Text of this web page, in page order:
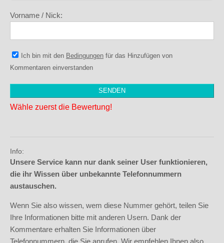
Vorname / Nick:
Ich bin mit den Bedingungen für das Hinzufügen von
Kommentaren einverstanden
Wähle zuerst die Bewertung!
Info:
Unsere Service kann nur dank seiner User funktionieren,
die ihr Wissen über unbekannte Telefonnummern
austauschen.
Wenn Sie also wissen, wem diese Nummer gehört, teilen Sie
Ihre Informationen bitte mit anderen Usern. Dank der
Kommentare erhalten Sie Informationen über
Telefonnummern, die Sie anrufen. Wir empfehlen Ihnen also